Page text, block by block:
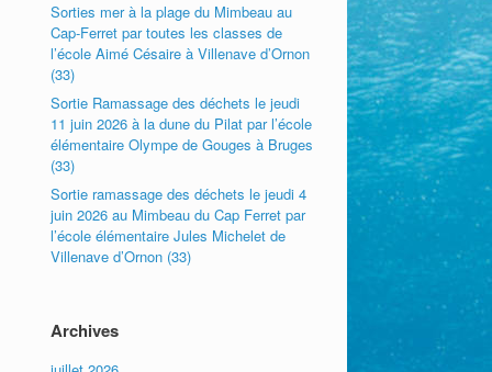
Sorties mer à la plage du Mimbeau au
Cap-Ferret par toutes les classes de
l’école Aimé Césaire à Villenave d’Ornon
(33)
Sortie Ramassage des déchets le jeudi
11 juin 2026 à la dune du Pilat par l’école
élémentaire Olympe de Gouges à Bruges
(33)
Sortie ramassage des déchets le jeudi 4
juin 2026 au Mimbeau du Cap Ferret par
l’école élémentaire Jules Michelet de
Villenave d’Ornon (33)
Archives